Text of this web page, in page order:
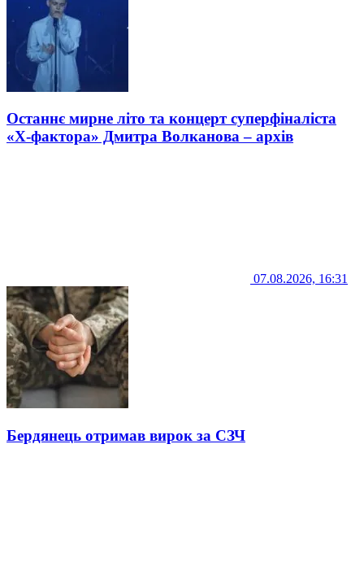
Останнє мирне літо та концерт суперфіналіста
«Х-фактора» Дмитра Волканова – архів
07.08.2026, 16:31
Бердянець отримав вирок за СЗЧ